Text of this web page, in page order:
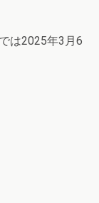
は2025年3月6